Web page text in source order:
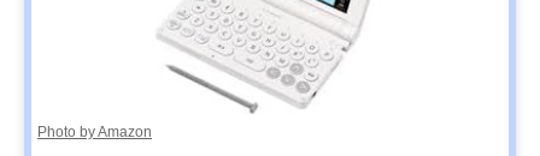
Photo by Amazon